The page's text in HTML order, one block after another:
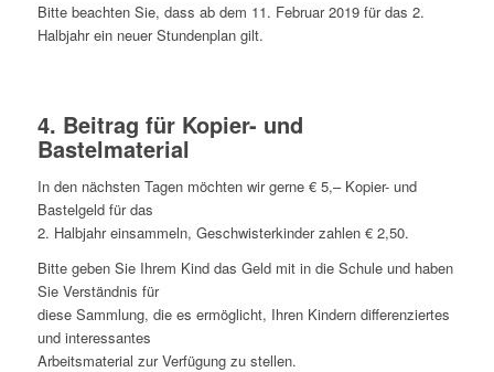
Bitte beachten Sie, dass ab dem 11. Februar 2019 für das 2.
Halbjahr ein neuer Stundenplan gilt.
4. Beitrag für Kopier- und
Bastelmaterial
In den nächsten Tagen möchten wir gerne € 5,– Kopier- und
Bastelgeld für das
2. Halbjahr einsammeln, Geschwisterkinder zahlen € 2,50.
Bitte geben Sie Ihrem Kind das Geld mit in die Schule und haben
Sie Verständnis für
diese Sammlung, die es ermöglicht, Ihren Kindern differenziertes
und interessantes
Arbeitsmaterial zur Verfügung zu stellen.